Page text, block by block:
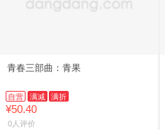
青春三部曲：青果
自营 满减 满折
¥50.40
0人评价